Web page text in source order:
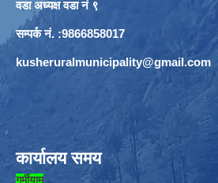
वडा अध्यक्ष वडा नं ९
सम्पर्क नं. :9866858017
kusheruralmunicipality@gmail.com
कार्यालय समय
गर्मीयाम